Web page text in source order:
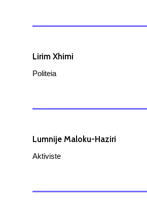
Lirim Xhimi
Politeia
Lumnije Maloku-Haziri
Aktiviste